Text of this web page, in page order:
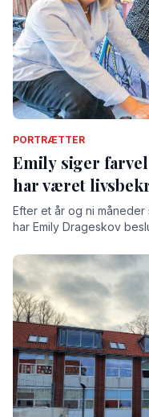
PORTRÆTTER
Emily siger
har været
Efter et år og ni
har Emily Drageskov
givet hende både store